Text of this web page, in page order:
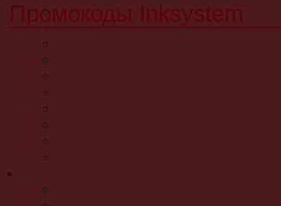
Промокоды Inksystem